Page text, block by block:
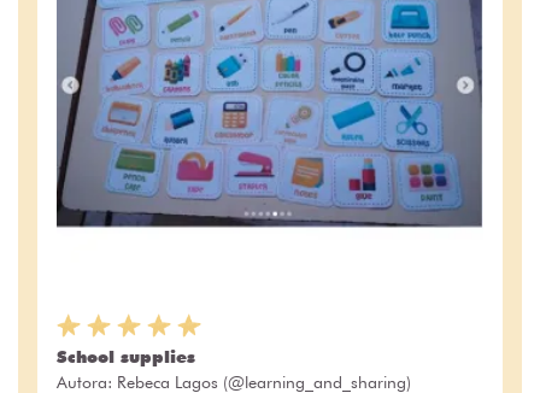
School supplies
Autora: Rebeca Lagos (@learning_and_sharing)